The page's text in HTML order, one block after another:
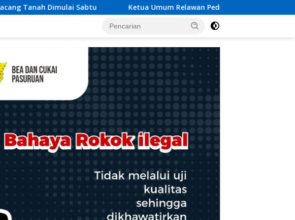
Ketua Umum Relawan Peduli Rakyat Lintas Batas Usulkan Dana Rehab-Rekon